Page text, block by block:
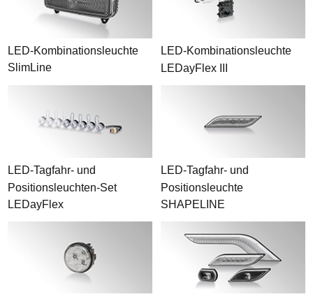
LED-Kombinationsleuchte
SlimLine
LED-Kombinationsleuchte
LEDayFlex III
LED-Tagfahr- und
Positionsleuchten-Set
LEDayFlex
LED-Tagfahr- und
Positionsleuchte
SHAPELINE